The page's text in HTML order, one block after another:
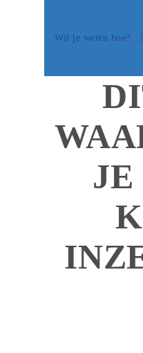
Wil je weten hoe?